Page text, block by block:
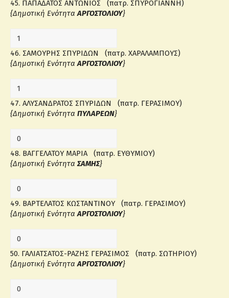
45. ΠΑΠΑΔΑΤΟΣ ΑΝΤΩΝΙΟΣ (πατρ. ΣΠΥΡΟΓΙΑΝΝΗ)
{Δημοτική ΕνότηταΑΡΓΟΣΤΟΛΙΟΥ}
46. ΣΑΜΟΥΡΗΣ ΣΠΥΡΙΔΩΝ (πατρ. ΧΑΡΑΛΑΜΠΟΥΣ)
{Δημοτική ΕνότηταΑΡΓΟΣΤΟΛΙΟΥ}
47. ΑΛΥΣΑΝΔΡΑΤΟΣ ΣΠΥΡΙΔΩΝ (πατρ. ΓΕΡΑΣΙΜΟΥ)
{Δημοτική Ενότητα ΠΥΛΑΡΕΩΝ}
48. ΒΑΓΓΕΛΑΤΟΥ ΜΑΡΙΑ (πατρ. ΕΥΘΥΜΙΟΥ)
{Δημοτική ΕνότηταΣΑΜΗΣ}
49. ΒΑΡΤΕΛΑΤΟΣ ΚΩΣΤΑΝΤΙΝΟΥ (πατρ. ΓΕΡΑΣΙΜΟΥ)
{Δημοτική ΕνότηταΑΡΓΟΣΤΟΛΙΟΥ}
50. ΓΑΛΙΑΤΣΑΤΟΣ-ΡΑΖΗΣ ΓΕΡΑΣΙΜΟΣ (πατρ. ΣΩΤΗΡΙΟΥ)
{Δημοτική ΕνότηταΑΡΓΟΣΤΟΛΙΟΥ}